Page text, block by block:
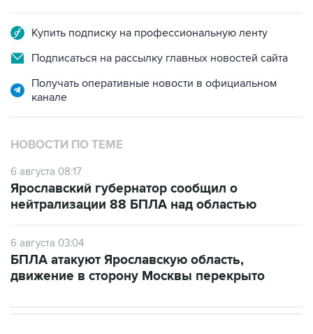
Купить подписку на профессиональную ленту
Подписаться на рассылку главных новостей сайта
Получать оперативные новости в официальном
канале
НОВОСТИ ПО ТЕМЕ
6 августа 08:17
Ярославский губернатор сообщил о
нейтрализации 88 БПЛА над областью
6 августа 03:04
БПЛА атакуют Ярославскую область,
движение в сторону Москвы перекрыто